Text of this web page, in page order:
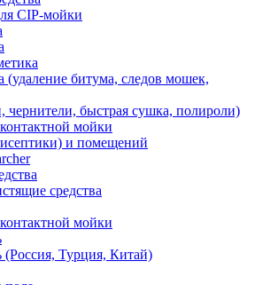
CIP-мойки
(удаление битума, следов мошек,
чернители, быстрая сушка, полироли)
мойки
и помещений
средства
мойки
Турция, Китай)